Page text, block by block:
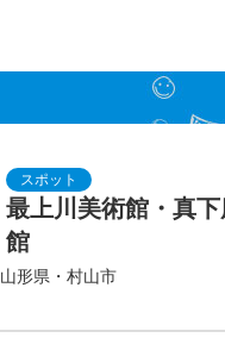
最上川美術館・真
館
山形県・村山市